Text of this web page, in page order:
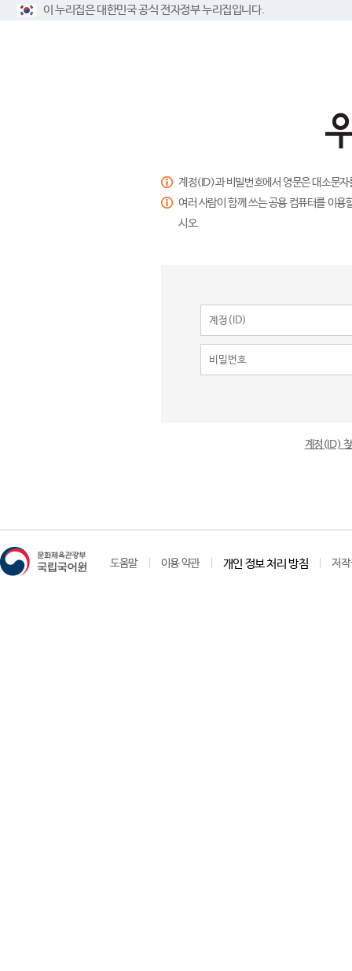
이 누리집은 대한민국 공식 전자정부 누리집입니다.
계정(ID)과 비밀번호에서 영문은 대소문
여러 사람이 함께 쓰는 공용 컴퓨터를 이
시오.
계정(ID)
도움말 이용 약관 개인 정보 처리 방침 저